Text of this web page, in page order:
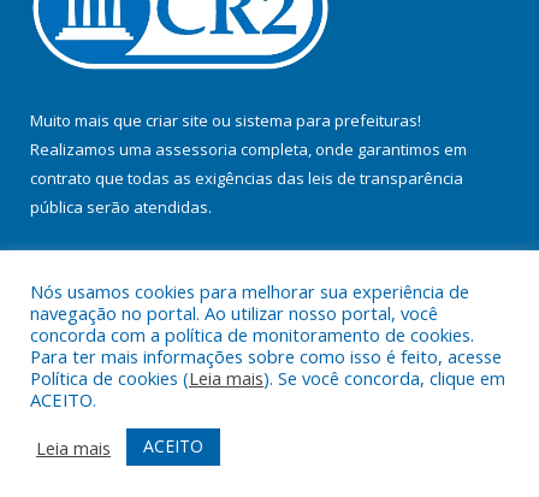
Muito mais que criar site ou sistema para prefeituras!
Realizamos uma assessoria completa, onde garantimos em
contrato que todas as exigências das leis de transparência
pública serão atendidas.
Todos os direitos reservados a Prefeitura Municipal de Jacundá.
Mapa do Site
Acessar Área Administrativa
Acessar Webmail
Nós usamos cookies para melhorar sua experiência de
navegação no portal. Ao utilizar nosso portal, você
concorda com a política de monitoramento de cookies.
Para ter mais informações sobre como isso é feito, acesse
Política de cookies (Leia mais). Se você concorda, clique em
ACEITO.
Leia mais
ACEITO